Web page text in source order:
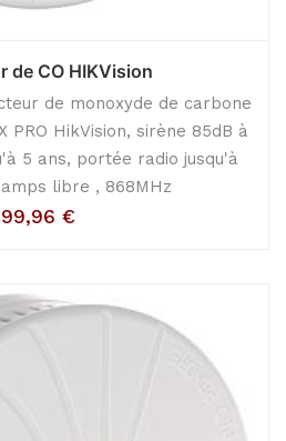
de CO HIKVision
de monoxyde de carbone
PRO HikVision, sirène 85dB à
5 ans, portée radio jusqu'à
libre , 868MHz
99,96 €